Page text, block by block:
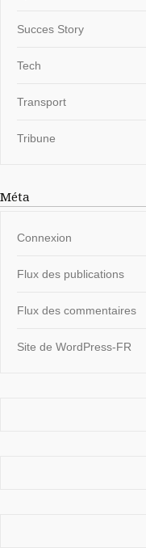
Succes Story
Tech
Transport
Tribune
Méta
Connexion
Flux des publications
Flux des commentaires
Site de WordPress-FR